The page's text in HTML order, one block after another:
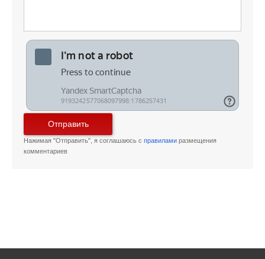
Отправить
Нажимая "Отправить", я соглашаюсь с правилами размещения
комментариев